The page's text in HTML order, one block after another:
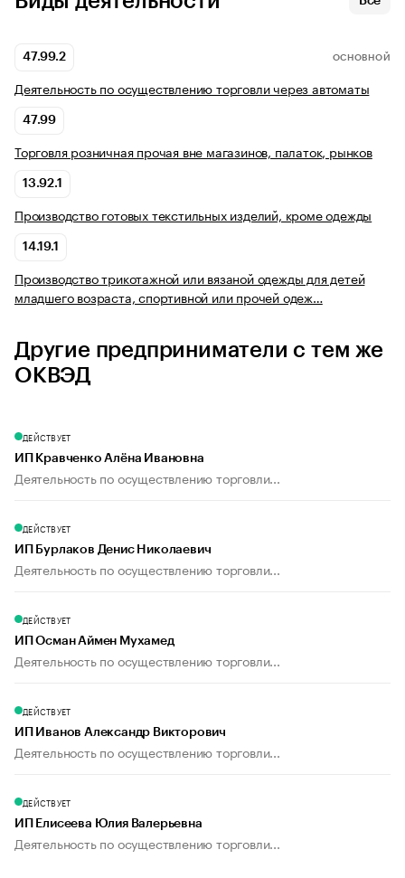
47.99.2 ОСНОВНОЙ
Деятельность по осуществлению торговли через автоматы
47.99
Торговля розничная прочая вне магазинов, палаток, рынков
13.92.1
Производство готовых текстильных изделий, кроме одежды
14.19.1
Производство трикотажной или вязаной одежды для детей
младшего возраста, спортивной или прочей одеж…
Другие предприниматели с тем же
ОКВЭД
ДЕЙСТВУЕТ
ИП Кравченко Алёна Ивановна
Деятельность по осуществлению торговли...
ДЕЙСТВУЕТ
ИП Бурлаков Денис Николаевич
Деятельность по осуществлению торговли...
ДЕЙСТВУЕТ
ИП Осман Аймен Мухамед
Деятельность по осуществлению торговли...
ДЕЙСТВУЕТ
ИП Иванов Александр Викторович
Деятельность по осуществлению торговли...
ДЕЙСТВУЕТ
ИП Елисеева Юлия Валерьевна
Деятельность по осуществлению торговли...